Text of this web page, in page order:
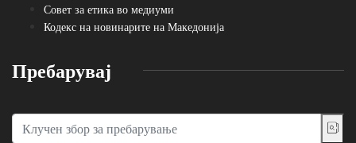
Совет за етика во медиуми
Кодекс на новинарите на Македонија
Пребарувај